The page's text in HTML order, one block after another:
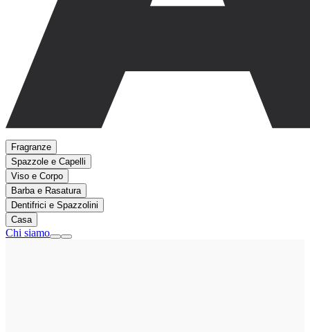
Fragranze
Spazzole e Capelli
Viso e Corpo
Barba e Rasatura
Dentifrici e Spazzolini
Casa
Chi siamo